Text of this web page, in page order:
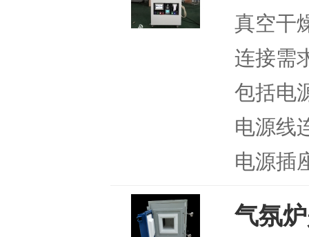
真空干
连接需
包括电
电源线
电源插
气氛